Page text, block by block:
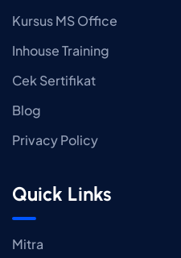
Kursus MS Office
Inhouse Training
Cek Sertifikat
Blog
Privacy Policy
Quick Links
Mitra